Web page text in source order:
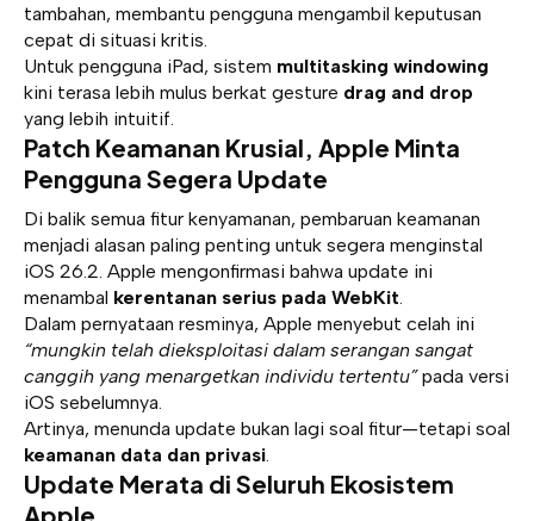
tambahan, membantu pengguna mengambil keputusan
cepat di situasi kritis.
Untuk pengguna iPad, sistem multitasking windowing
kini terasa lebih mulus berkat gesture drag and drop
yang lebih intuitif.
Patch Keamanan Krusial, Apple Minta
Pengguna Segera Update
Di balik semua fitur kenyamanan, pembaruan keamanan
menjadi alasan paling penting untuk segera menginstal
iOS 26.2. Apple mengonfirmasi bahwa update ini
menambal kerentanan serius pada WebKit
Dalam pernyataan resminya, Apple menyebut celah ini
“mungkin telah dieksploitasi dalam serangan sangat
canggih yang menargetkan individu tertentu”pada versi
iOS sebelumnya.
Artinya, menunda update bukan lagi soal fitur—tetapi soal
keamanan data dan privasi
Update Merata di Seluruh Ekosistem
Apple